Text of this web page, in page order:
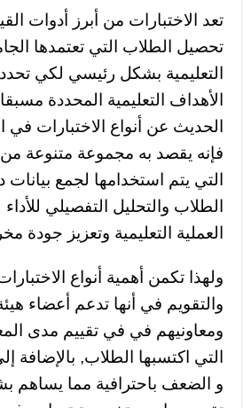
تعد الاختبارات من أبرز أدوات
تحصيل الطلاب التي تعتمدها
التعليمية بشكل رئيسي لكي
الأهداف التعليمية المحددة
الحديث عن أنواع الاختبارات في
فإنه يقصد به مجموعة متنوعة
التي يتم استخدامها لجمع بيانات
الطلاب والتحليل التفصيلي
العملية التعليمية وتعزيز جودة
ولهذا تكمن أهمية أنواع
والتقويم في أنها تدعم أعضاء
ومعاونيهم في في تقييم مدى
التي اكتسبها الطلاب, بالإضافة
و الضعف باحترافية مما يساهم